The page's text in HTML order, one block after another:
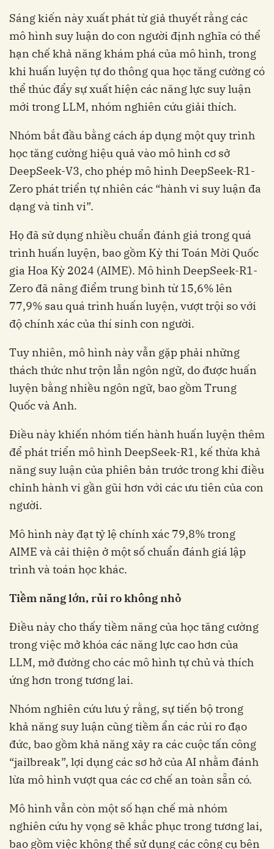
Sáng kiến này xuất phát từ giả thuyết rằng các
mô hình suy luận do con người định nghĩa có thể
hạn chế khả năng khám phá của mô hình, trong
khi huấn luyện tự do thông qua học tăng cường có
thể thúc đẩy sự xuất hiện các năng lực suy luận
mới trong LLM, nhóm nghiên cứu giải thích.
Nhóm bắt đầu bằng cách áp dụng một quy trình
học tăng cường hiệu quả vào mô hình cơ sở
DeepSeek-V3, cho phép mô hình DeepSeek-R1-
Zero phát triển tự nhiên các “hành vi suy luận đa
dạng và tinh vi”.
Họ đã sử dụng nhiều chuẩn đánh giá trong quá
trình huấn luyện, bao gồm Kỳ thi Toán Mời Quốc
gia Hoa Kỳ 2024 (AIME). Mô hình DeepSeek-R1-
Zero đã nâng điểm trung bình từ 15,6% lên
77,9% sau quá trình huấn luyện, vượt trội so với
độ chính xác của thí sinh con người.
Tuy nhiên, mô hình này vẫn gặp phải những
thách thức như trộn lẫn ngôn ngữ, do được huấn
luyện bằng nhiều ngôn ngữ, bao gồm Trung
Quốc và Anh.
Điều này khiến nhóm tiến hành huấn luyện thêm
để phát triển mô hình DeepSeek-R1, kế thừa khả
năng suy luận của phiên bản trước trong khi điều
chỉnh hành vi gần gũi hơn với các ưu tiên của con
người.
Mô hình này đạt tỷ lệ chính xác 79,8% trong
AIME và cải thiện ở một số chuẩn đánh giá lập
trình và toán học khác.
Tiềm năng lớn, rủi ro không nhỏ
Điều này cho thấy tiềm năng của học tăng cường
trong việc mở khóa các năng lực cao hơn của
LLM, mở đường cho các mô hình tự chủ và thích
ứng hơn trong tương lai.
Nhóm nghiên cứu lưu ý rằng, sự tiến bộ trong
khả năng suy luận cũng tiềm ẩn các rủi ro đạo
đức, bao gồm khả năng xảy ra các cuộc tấn công
“jailbreak”, lợi dụng các sơ hở của AI nhằm đánh
lừa mô hình vượt qua các cơ chế an toàn sẵn có.
Mô hình vẫn còn một số hạn chế mà nhóm
nghiên cứu hy vọng sẽ khắc phục trong tương lai,
bao gồm việc không thể sử dụng các công cụ bên